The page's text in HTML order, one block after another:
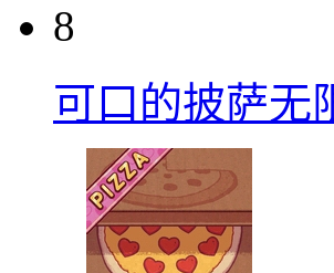
8
可口的披萨无